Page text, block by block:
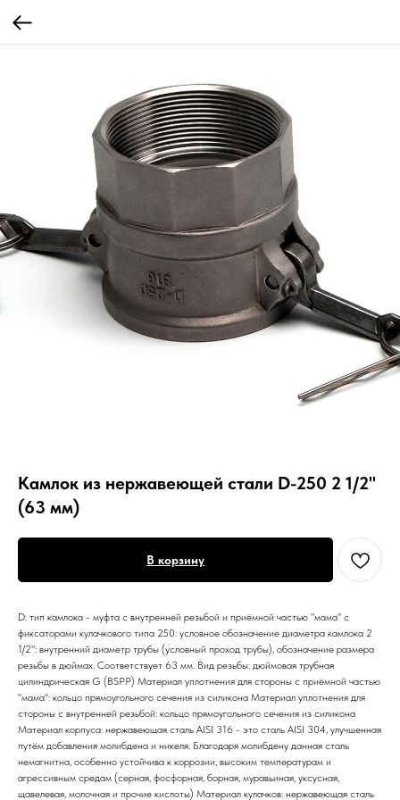
Камлок из нержавеющей стали D-250 2 1/2"
(63 мм)
В корзину
D: тип камлока - муфта с внутренней резьбой и приёмной частью "мама" с
фиксаторами кулачкового типа 250: условное обозначение диаметра камлока 2
1/2": внутренний диаметр трубы (условный проход трубы), обозначение размера
резьбы в дюймах. Соответствует 63 мм. Вид резьбы: дюймовая трубная
цилиндрическая G (BSPP) Материал уплотнения для стороны с приёмной частью
"мама": кольцо прямоугольного сечения из силикона Материал уплотнения для
стороны с внутренней резьбой: кольцо прямоугольного сечения из силикона
Материал корпуса: нержавеющая сталь AISI 316 - это сталь AISI 304, улучшенная
путём добавления молибдена и никеля. Благодаря молибдену данная сталь
немагнитна, особенно устойчива к коррозии, высоким температурам и
агрессивным средам (серная, фосфорная, борная, муравьиная, уксусная,
щавелевая, молочная и прочие кислоты) Материал кулачков: нержавеющая сталь